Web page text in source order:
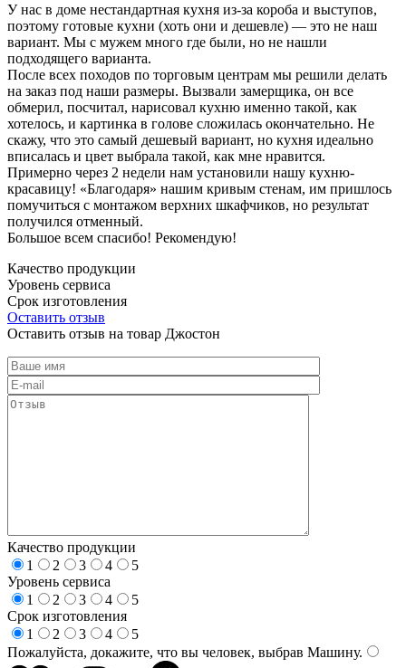
У нас в доме нестандартная кухня из-за короба и выступов,
поэтому готовые кухни (хоть они и дешевле) — это не наш
вариант. Мы с мужем много где были, но не нашли
подходящего варианта.
После всех походов по торговым центрам мы решили делать
на заказ под наши размеры. Вызвали замерщика, он все
обмерил, посчитал, нарисовал кухню именно такой, как
хотелось, и картинка в голове сложилась окончательно. Не
скажу, что это самый дешевый вариант, но кухня идеально
вписалась и цвет выбрала такой, как мне нравится.
Примерно через 2 недели нам установили нашу кухню-
красавицу! «Благодаря» нашим кривым стенам, им пришлось
помучиться с монтажом верхних шкафчиков, но результат
получился отменный.
Большое всем спасибо! Рекомендую!
Качество продукции
Уровень сервиса
Срок изготовления
Оставить отзыв
Оставить отзыв на товар Джостон
Качество продукции
1
2 3 4
5
Уровень сервиса
1
2 3 4
5
Срок изготовления
1
2 3 4
5
Пожалуйста, докажите, что вы человек, выбрав Машину.